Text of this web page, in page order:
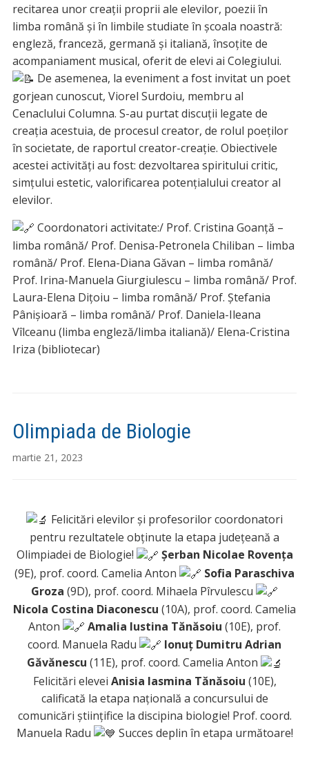
recitarea unor creații proprii ale elevilor, poezii în
limba română și în limbile studiate în școala noastră:
engleză, franceză, germană și italiană, însoțite de
acompaniament musical, oferit de elevi ai Colegiului.
De asemenea, la eveniment a fost invitat un poet
gorjean cunoscut, Viorel Surdoiu, membru al
Cenaclului Columna. S-au purtat discuții legate de
creația acestuia, de procesul creator, de rolul poeților
în societate, de raportul creator-creație. Obiectivele
acestei activități au fost: dezvoltarea spiritului critic,
simțului estetic, valorificarea potențialului creator al
elevilor.
Coordonatori activitate:/ Prof. Cristina Goanță –
limba română/ Prof. Denisa-Petronela Chiliban – limba
română/ Prof. Elena-Diana Găvan – limba română/
Prof. Irina-Manuela Giurgiulescu – limba română/ Prof.
Laura-Elena Dițoiu – limba română/ Prof. Ștefania
Pânișioară – limba română/ Prof. Daniela-Ileana
Vîlceanu (limba engleză/limba italiană)/ Elena-Cristina
Iriza (bibliotecar)
Olimpiada de Biologie
martie 21, 2023
Felicitări elevilor și profesorilor coordonatori
pentru rezultatele obținute la etapa județeană a
Olimpiadei de Biologie!
Șerban Nicolae Rovența
(9E), prof. coord. Camelia Anton
Sofia Paraschiva
Groza (9D), prof. coord. Mihaela Pîrvulescu
Nicola Costina Diaconescu (10A), prof. coord. Camelia
Anton
Amalia Iustina Tănăsoiu (10E), prof.
coord. Manuela Radu
Ionuț Dumitru Adrian
Găvănescu (11E), prof. coord. Camelia Anton
Felicitări elevei Anisia Iasmina Tănăsoiu (10E),
calificată la etapa națională a concursului de
comunicări științifice la discipina biologie! Prof. coord.
Manuela Radu
Succes deplin în etapa următoare!